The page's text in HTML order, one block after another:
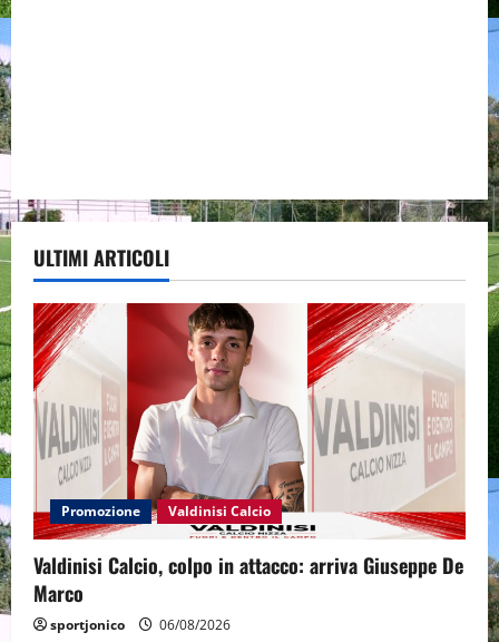
ULTIMI ARTICOLI
Promozione Valdinisi Calcio
Valdinisi Calcio, colpo in attacco: arriva Giuseppe De
Marco
sportjonico 06/08/2026